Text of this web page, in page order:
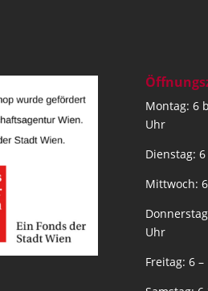
Montag: 6
Uhr
Dienstag:
Mittwoch:
Uhr
Freitag: 6